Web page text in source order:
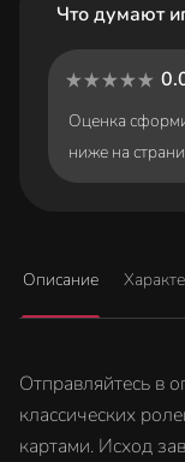
Что думают
Оценка
ниже на
Описание
Отправляйтесь в
классических
картами. Исход